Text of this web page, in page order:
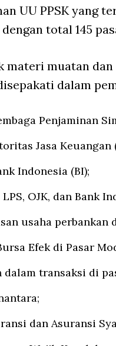
UU PPSK yang
total 145
materi muatan
dalam
Penjaminan
Jasa Keuangan
Indonesia (BI);
OJK, dan Bank
usaha perbankan
Efek di Pasar
transaksi di
dan Asuransi